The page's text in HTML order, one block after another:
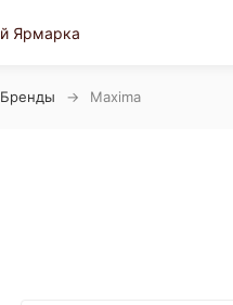
Бренды Maxima